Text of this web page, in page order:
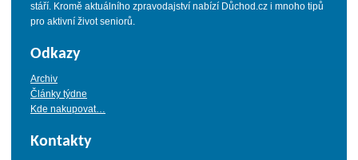
stáří. Kromě aktuálního zpravodajství nabízí Důchod.cz i mnoho tipů
pro aktivní život seniorů.
Odkazy
Archiv
Články týdne
Kde nakupovat…
Kontakty